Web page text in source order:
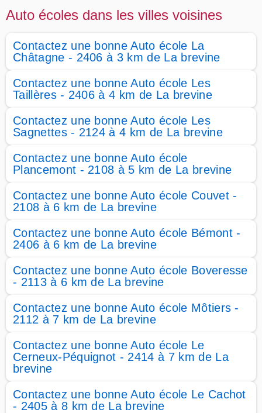
Auto écoles dans les villes voisines
Contactez une bonne Auto école La
Châtagne - 2406 à 3 km de La brevine
Contactez une bonne Auto école Les
Taillères - 2406 à 4 km de La brevine
Contactez une bonne Auto école Les
Sagnettes - 2124 à 4 km de La brevine
Contactez une bonne Auto école
Plancemont - 2108 à 5 km de La brevine
Contactez une bonne Auto école Couvet -
2108 à 6 km de La brevine
Contactez une bonne Auto école Bémont -
2406 à 6 km de La brevine
Contactez une bonne Auto école Boveresse
- 2113 à 6 km de La brevine
Contactez une bonne Auto école Môtiers -
2112 à 7 km de La brevine
Contactez une bonne Auto école Le
Cerneux-Péquignot - 2414 à 7 km de La
brevine
Contactez une bonne Auto école Le Cachot
- 2405 à 8 km de La brevine